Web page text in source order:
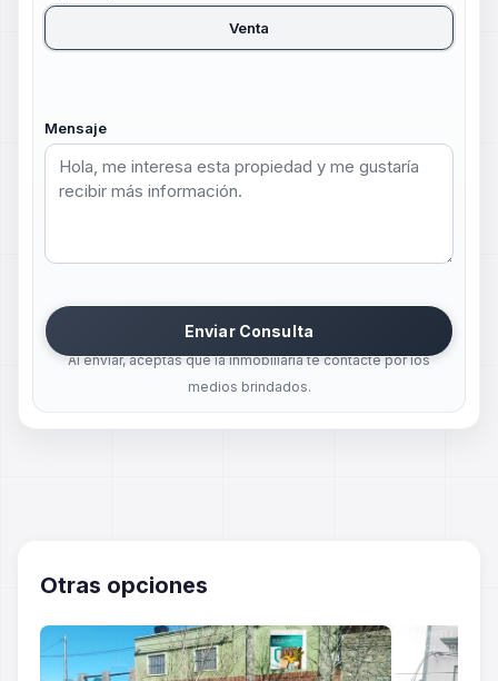
Venta
Mensaje
Enviar Consulta
Al enviar, aceptas que la inmobiliaria te contacte por los
medios brindados.
Otras opciones